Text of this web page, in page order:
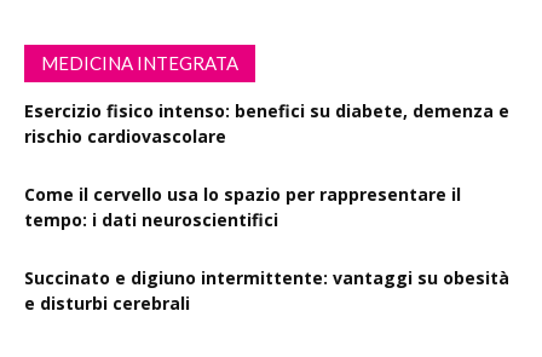
MEDICINA INTEGRATA
Esercizio fisico intenso: benefici su diabete, demenza e
rischio cardiovascolare
Come il cervello usa lo spazio per rappresentare il
tempo: i dati neuroscientifici
Succinato e digiuno intermittente: vantaggi su obesità
e disturbi cerebrali